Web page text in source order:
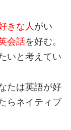
きな人 がい
会話を好む。
いと考えてい
たは英語が好
らネイティブ